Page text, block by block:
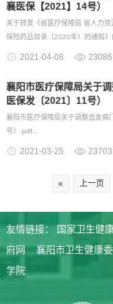
襄医保【2021】14号）
关于转发《省医疗保障局 省人力
保险药品目录（2020年）的通知
2021-04-08 23086
襄阳市医疗保障局关于
医保发〔2021〕11号）
襄阳市医疗保障局关于调整血友病
号）.pdf...
2021-03-25 23703
« 上一页
友情链接： 国家卫生健
府网
襄阳市卫生健康
学院